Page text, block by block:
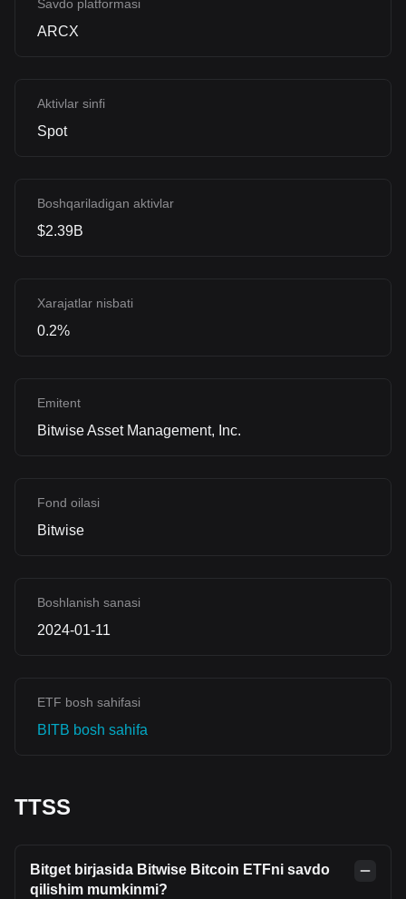
Savdo platformasi
ARCX
Aktivlar sinfi
Spot
Boshqariladigan aktivlar
$2.39B
Xarajatlar nisbati
0.2%
Emitent
Bitwise Asset Management, Inc.
Fond oilasi
Bitwise
Boshlanish sanasi
2024-01-11
ETF bosh sahifasi
BITB bosh sahifa
TTSS
Bitget birjasida Bitwise Bitcoin ETFni savdo
qilishim mumkinmi?